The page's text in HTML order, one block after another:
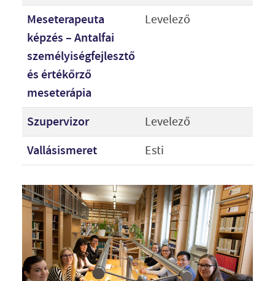
Meseterapeuta
képzés – Antalfai
személyiségfejlesztő
és értékőrző
meseterápia
Levelező
Szupervizor
Levelező
Vallásismeret
Esti